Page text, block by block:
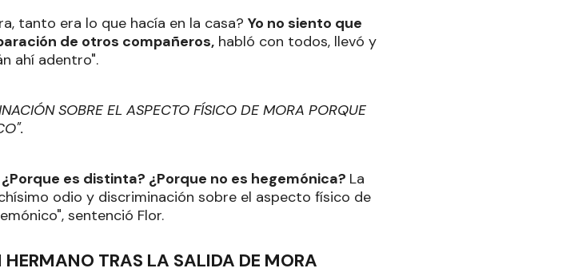
tanto era lo que hacía en la casa? Yo no siento que
de otros compañeros, habló con todos, llevó y
ahí adentro".
SOBRE EL ASPECTO FÍSICO DE MORA PORQUE
es distinta? ¿Porque no es hegemónica? La
odio y discriminación sobre el aspecto físico de
sentenció Flor.
HERMANO TRAS LA SALIDA DE MORA